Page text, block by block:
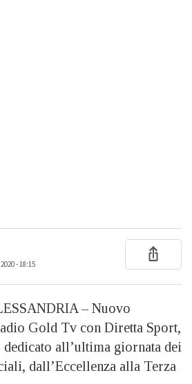
- 18:15
– Nuovo
Gold Tv con Diretta Sport,
all’ultima giornata dei
dall’Eccellenza alla Terza